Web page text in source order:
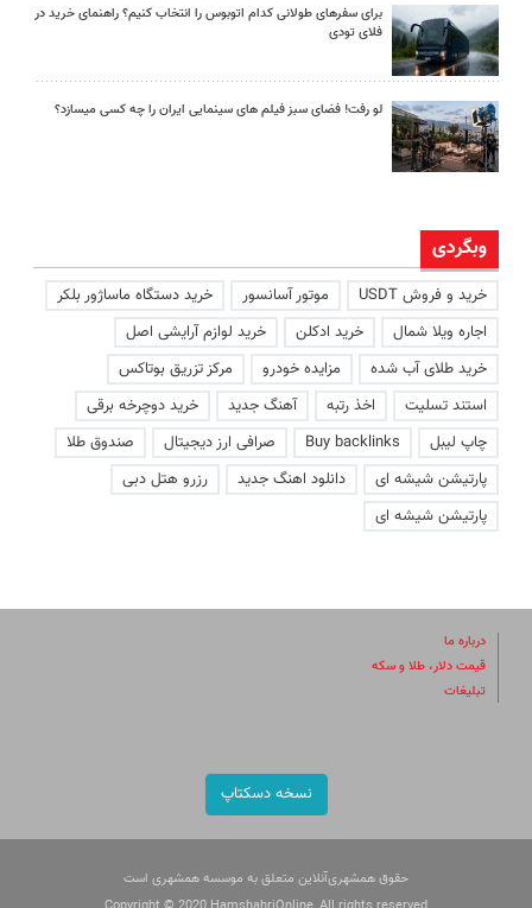
برای سفرهای طولانی کدام اتوبوس را انتخاب کنیم؟ راهنمای خرید در
فلای تودی
لو رفت! فضای سبز فیلم های سینمایی ایران را چه کسی میسازد؟
وبگردی
خرید و فروش USDT موتور آسانسور
خرید دستگاه ماساژور بلکر
اجاره ویلا شمال
خرید ادکلن
خرید لوازم آرایشی اصل
خرید طلای آب شده
مزایده خودرو
مرکز تزریق بوتاکس
استند تسلیت
اخذ رتبه آهنگ جدید
خرید دوچرخه برقی
چاپ لیبل
Buy backlinks صرافی ارز دیجیتال
صندوق طلا
پارتیشن شیشه ای
دانلود اهنگ جدید
رزرو هتل دبی
پارتیشن شیشه ای
درباره ما
قیمت دلار، طلا و سکه
تبلیغات
نسخه دسکتاپ
حقوق همشهری‌آنلاین متعلق به موسسه همشهری است